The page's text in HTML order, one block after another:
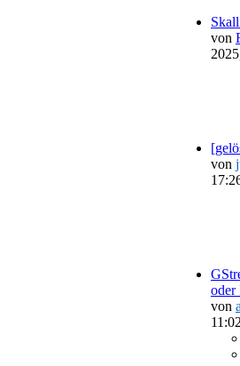
von
von
oder
von
11:02